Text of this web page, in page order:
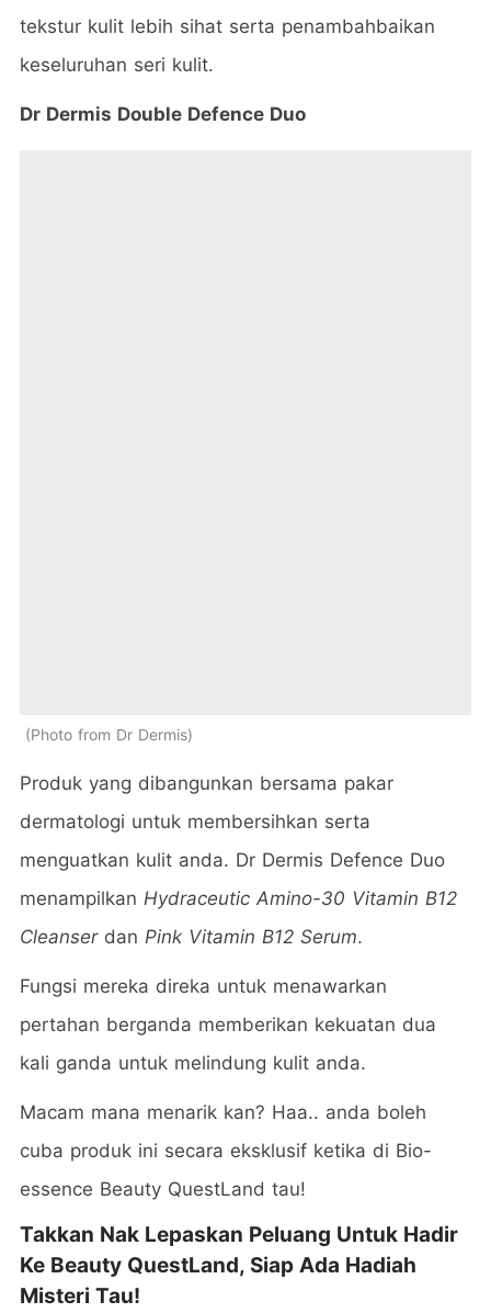
tekstur kulit lebih sihat serta penambahbaikan
keseluruhan seri kulit.
Dr Dermis Double Defence Duo
Photo from Dr Dermis
Produk yang dibangunkan bersama pakar
dermatologi untuk membersihkan serta
menguatkan kulit anda. Dr Dermis Defence Duo
menampilkan Hydraceutic Amino-30 Vitamin B12
Cleanser dan Pink Vitamin B12 Serum.
Fungsi mereka direka untuk menawarkan
pertahan berganda memberikan kekuatan dua
kali ganda untuk melindung kulit anda.
Macam mana menarik kan? Haa.. anda boleh
cuba produk ini secara eksklusif ketika di Bio-
essence Beauty QuestLand tau!
Takkan Nak Lepaskan Peluang Untuk Hadir
Ke Beauty QuestLand, Siap Ada Hadiah
Misteri Tau!